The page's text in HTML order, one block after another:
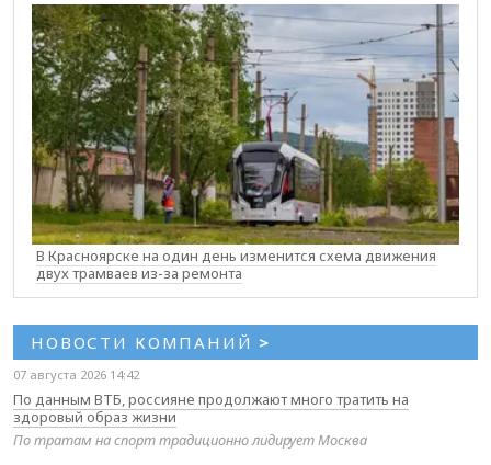
В Красноярске на один день изменится схема движения
двух трамваев из-за ремонта
НОВОСТИ КОМПАНИЙ >
07 августа 2026 14:42
По данным ВТБ, россияне продолжают много тратить на
здоровый образ жизни
По тратам на спорт традиционно лидирует Москва